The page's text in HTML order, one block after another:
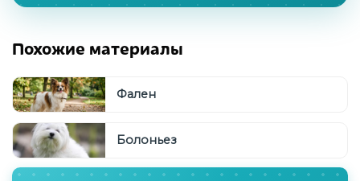
Похожие материалы
Фален
Болоньез